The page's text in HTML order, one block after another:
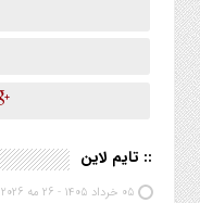
:: تایم لاین
05 خرداد 1405 - 26 مه 2026